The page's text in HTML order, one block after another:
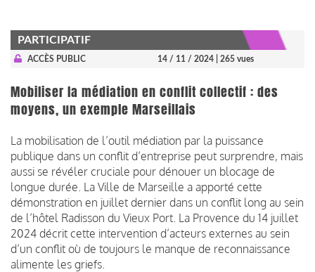
PARTICIPATIF
ACCÈS PUBLIC 14 / 11 / 2024 | 265 vues
Mobiliser la médiation en conflit collectif : des
moyens, un exemple Marseillais
La mobilisation de l’outil médiation par la puissance
publique dans un conflit d’entreprise peut surprendre, mais
aussi se révéler cruciale pour dénouer un blocage de
longue durée. La Ville de Marseille a apporté cette
démonstration en juillet dernier dans un conflit long au sein
de l’hôtel Radisson du Vieux Port. La Provence du 14 juillet
2024 décrit cette intervention d’acteurs externes au sein
d’un conflit où de toujours le manque de reconnaissance
alimente les griefs.